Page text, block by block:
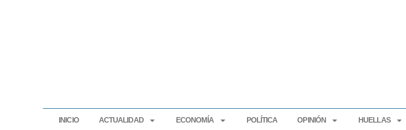
INICIO ACTUALIDAD ECONOMÍA POLÍTICA OPINIÓN HUELLAS